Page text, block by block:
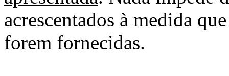
acrescentados à medida
forem fornecidas.